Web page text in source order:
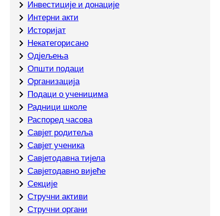
Инвестиције и донације
Интерни акти
Историјат
Некатегорисано
Одјељења
Општи подаци
Организација
Подаци о ученицима
Радници школе
Распоред часова
Савјет родитеља
Савјет ученика
Савјетодавна тијела
Савјетодавно вијеће
Секције
Стручни активи
Стручни органи